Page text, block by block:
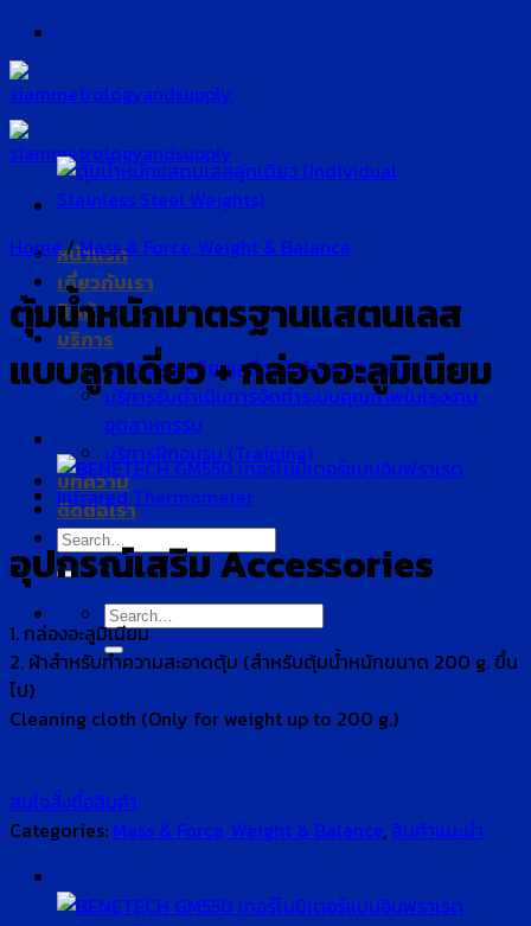
Skip
to
content
หน้าแรก
เกี่ยวกับเรา
สินค้า
บริการ
บริการสอบเทียบเครื่องมือวัดอุตสาหกรรม
บริการรับดำเนินการจัดทำระบบคุณภาพในโรงงาน
อุตสาหกรรม
บริการฝึกอบรม (Training)
บทความ
ติดต่อเรา
Search
for:
Search
for:
Home/ Mass & Force, Weight & Balance
ตุ้มน้ำหนักมาตรฐานแสตนเลส
แบบลูกเดี่ยว + กล่องอะลูมิเนียม
อุปกรณ์เสริม Accessories
1. กล่องอะลูมิเนียม
2. ผ้าสำหรับทำความสะอาดตุ้ม (สำหรับตุ้มน้ำหนักขนาด 200 g. ขึ้น
ไป)
Cleaning cloth (Only for weight up to 200 g.)
สนใจสั่งซื้อสินค้า
Categories: Mass & Force, Weight & Balance, สินค้าแนะนำ